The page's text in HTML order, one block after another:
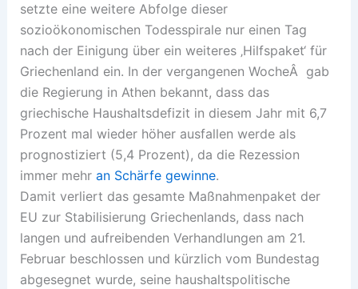
setzte eine weitere Abfolge dieser
sozioökonomischen Todesspirale nur einen Tag
nach der Einigung über ein weiteres ‚Hilfspaket‘ für
Griechenland ein. In der vergangenen WocheÂ gab
die Regierung in Athen bekannt, dass das
griechische Haushaltsdefizit in diesem Jahr mit 6,7
Prozent mal wieder höher ausfallen werde als
prognostiziert (5,4 Prozent), da die Rezession
immer mehr an Schärfe gewinne.
Damit verliert das gesamte Maßnahmenpaket der
EU zur Stabilisierung Griechenlands, dass nach
langen und aufreibenden Verhandlungen am 21.
Februar beschlossen und kürzlich vom Bundestag
abgesegnet wurde, seine haushaltspolitische